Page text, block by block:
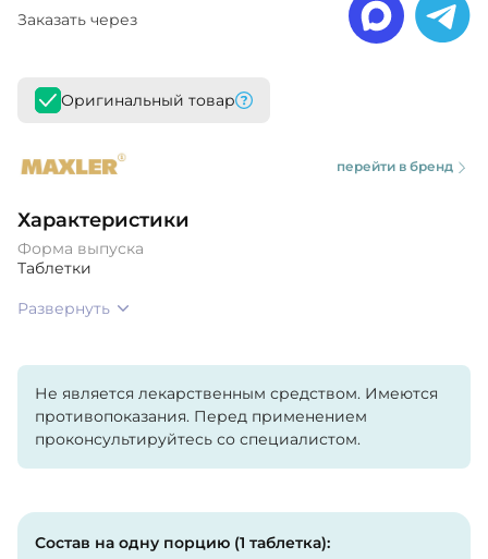
Заказать через
Оригинальный товар
перейти в бренд
Характеристики
Форма выпуска
Таблетки
Развернуть
Не является лекарственным средством. Имеются
противопоказания. Перед применением
проконсультируйтесь со специалистом.
Состав на одну порцию (1 таблетка):